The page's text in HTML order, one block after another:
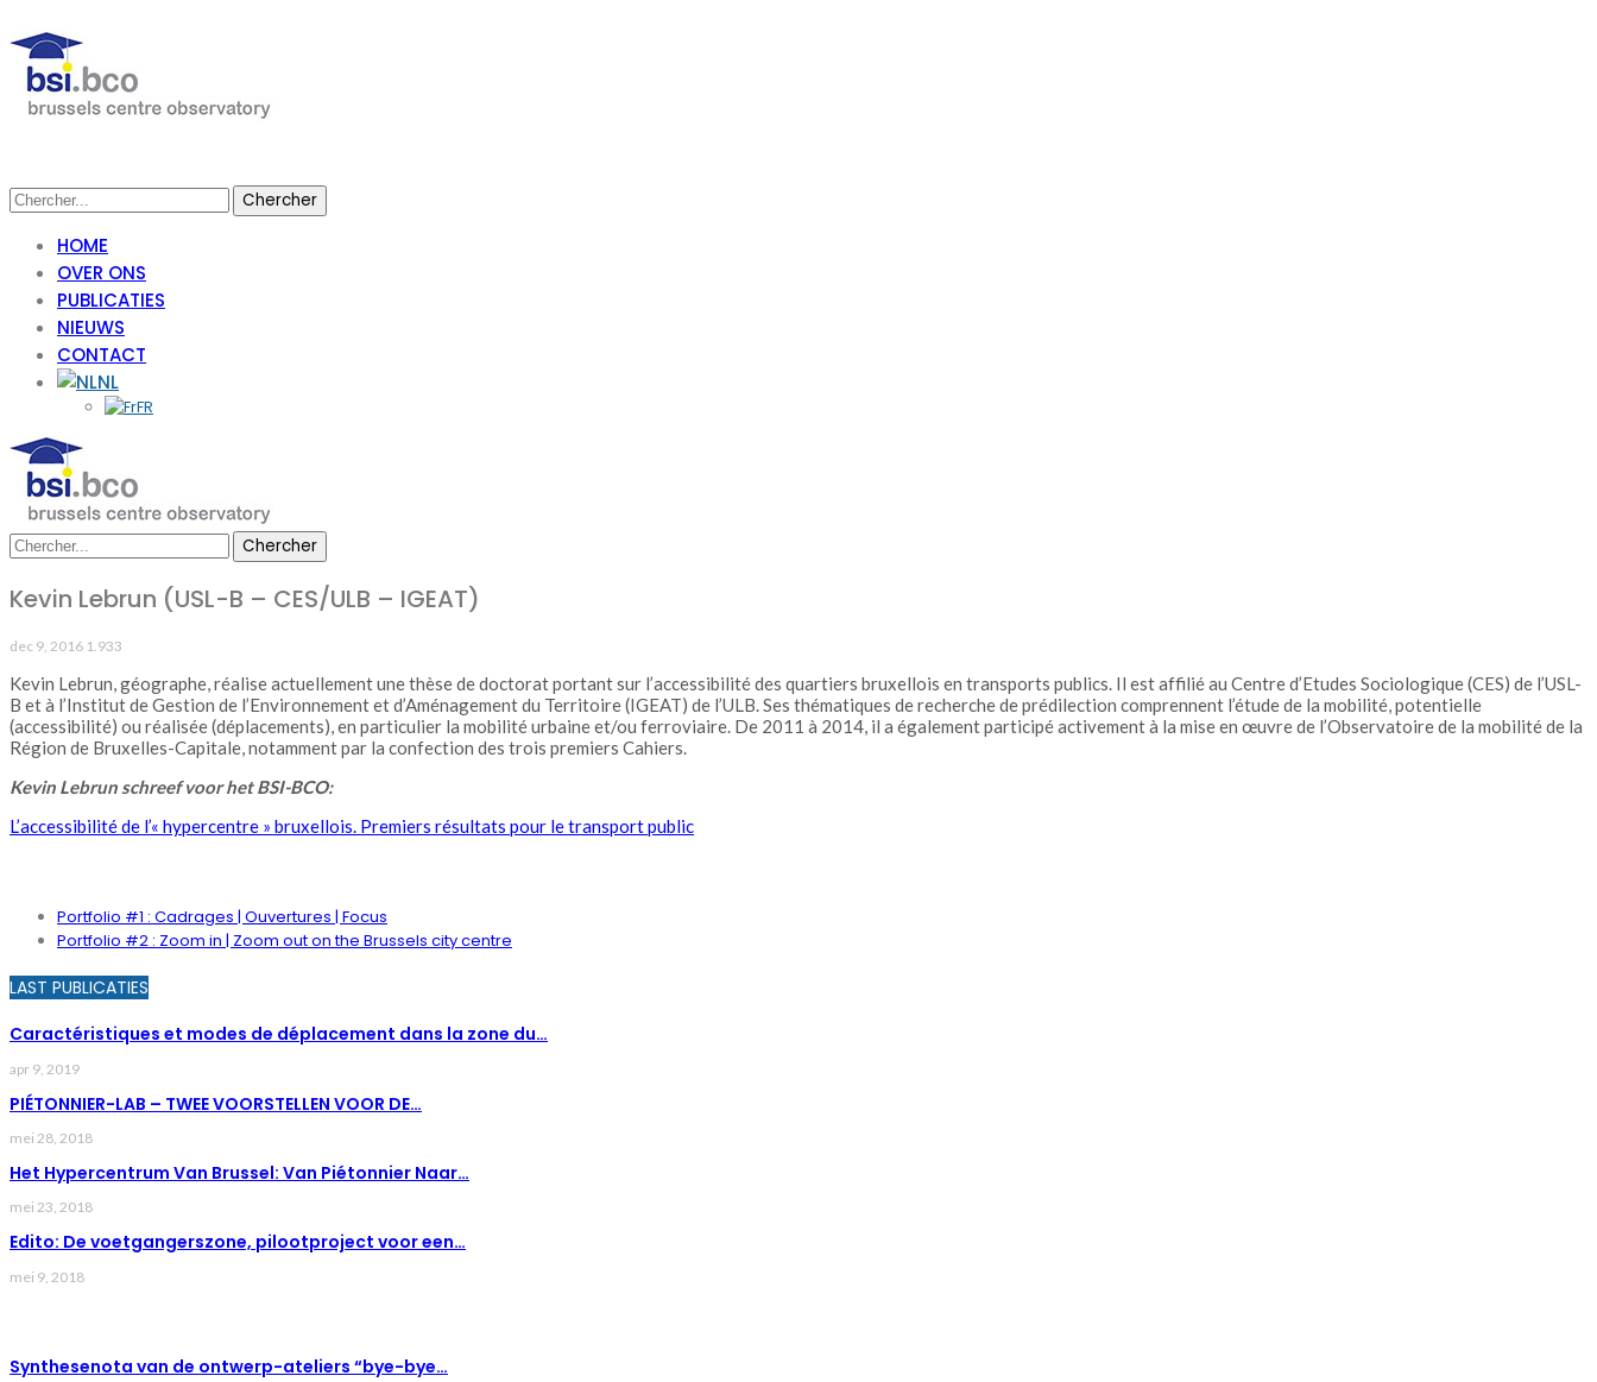
HOME
OVER ONS
PUBLICATIES
NIEUWS
CONTACT
NL
FR
Kevin Lebrun (USL-B – CES/ULB – IGEAT)
dec 9, 2016 1.933
Kevin Lebrun, géographe, réalise actuellement une thèse de doctorat portant sur l’accessibilité des quartiers bruxellois en transports publics. Il est affilié au Centre d’Etudes Sociologique (CES) de l’USL-
B et à l’Institut de Gestion de l’Environnement et d’Aménagement du Territoire (IGEAT) de l’ULB. Ses thématiques de recherche de prédilection comprennent l’étude de la mobilité, potentielle
(accessibilité) ou réalisée (déplacements), en particulier la mobilité urbaine et/ou ferroviaire. De 2011 à 2014, il a également participé activement à la mise en œuvre de l’Observatoire de la mobilité de la
Région de Bruxelles-Capitale, notamment par la confection des trois premiers Cahiers.
Kevin Lebrun schreef voor het BSI-BCO:
L’accessibilité de l’« hypercentre » bruxellois. Premiers résultats pour le transport public
Portfolio #1 : Cadrages | Ouvertures | Focus
Portfolio #2 : Zoom in | Zoom out on the Brussels city centre
LAST PUBLICATIES
Caractéristiques et modes de déplacement dans la zone du…
apr 9, 2019
PIÉTONNIER-LAB – TWEE VOORSTELLEN VOOR DE…
mei 28, 2018
Het Hypercentrum Van Brussel: Van Piétonnier Naar…
mei 23, 2018
Edito: De voetgangerszone, pilootproject voor een…
mei 9, 2018
Synthesenota van de ontwerp-ateliers “bye-bye…